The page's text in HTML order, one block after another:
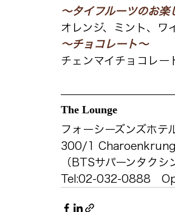
～タイフルーツのお楽
オレンジ、ミント、ワ
～チョコレート～
チェンマイチョコレー
The Lounge
フォーシーズンズホテ
300/1
（BTSサパーンタク
Tel:02-032-0888